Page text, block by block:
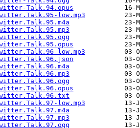
Talk.94.opus
low.mp3
low.mp3
low.mp3